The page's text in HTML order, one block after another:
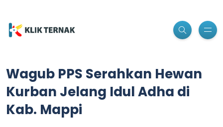
Wagub PPS Serahkan Hewan
Kurban Jelang Idul Adha di
Kab. Mappi